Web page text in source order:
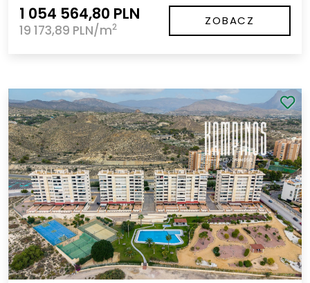
1 054 564,80 PLN
19 173,89 PLN/m2 ZOBACZ